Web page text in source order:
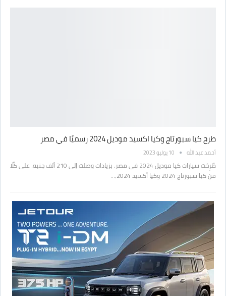
طرح كيا سبورتاج وكيا اكسيد موديل 2024 رسميًا في مصر
أحمد عبد الله 10 يوليو 2023
طُرِحَت سيارات كيا موديل 2024 في مصر، بزيادات وصلت إلى 210 ألف جنيه، على كُلًا
من كيا سبورتاج 2024 وكيا أكسيد 2024،…